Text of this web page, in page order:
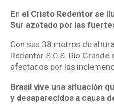
En el Cristo Redentor se
Sur azotado por las
Con sus 38 metros de
Redentor S.O.S. Río
afectados por las
Brasil vive una situación
y desaparecidos a causa